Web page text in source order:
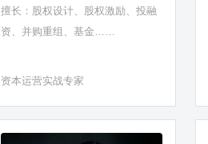
擅长：股权设计、股权激励、投融
资、并购重组、基金……
资本运营实战专家